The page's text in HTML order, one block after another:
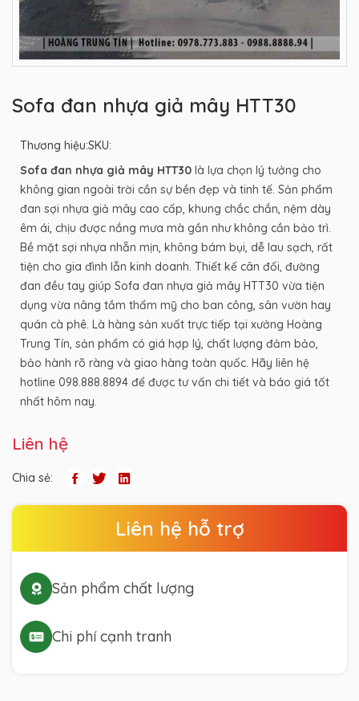
Sofa đan nhựa giả mây HTT30
Thương hiệu:SKU:
Sofa đan nhựa giả mây HTT30 là lựa chọn lý tưởng cho
không gian ngoài trời cần sự bền đẹp và tinh tế. Sản phẩm
đan sợi nhựa giả mây cao cấp, khung chắc chắn, nệm dày
êm ái, chịu được nắng mưa mà gần như không cần bảo trì.
Bề mặt sợi nhựa nhẵn mịn, không bám bụi, dễ lau sạch, rất
tiện cho gia đình lẫn kinh doanh. Thiết kế cân đối, đường
đan đều tay giúp Sofa đan nhựa giả mây HTT30 vừa tiện
dụng vừa nâng tầm thẩm mỹ cho ban công, sân vườn hay
quán cà phê. Là hàng sản xuất trực tiếp tại xưởng Hoàng
Trung Tín, sản phẩm có giá hợp lý, chất lượng đảm bảo,
bảo hành rõ ràng và giao hàng toàn quốc. Hãy liên hệ
hotline 098.888.8894 để được tư vấn chi tiết và báo giá tốt
nhất hôm nay.
Liên hệ
Chia sẻ:
Liên hệ hỗ trợ
Sản phẩm chất lượng
Chi phí cạnh tranh